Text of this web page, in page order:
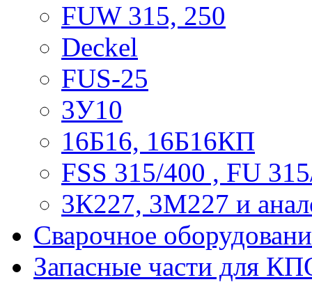
FUW 315, 250
Deckel
FUS-25
3У10
16Б16, 16Б16КП
FSS 315/400 , FU
3К227, 3М227 и
Сварочное
Запасные части для